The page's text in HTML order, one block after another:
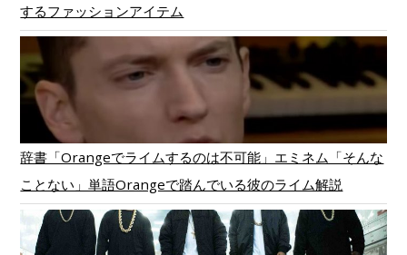
するファッションアイテム
辞書「Orangeでライムするのは不可能」エミネム「そんな
ことない」単語Orangeで踏んでいる彼のライム解説